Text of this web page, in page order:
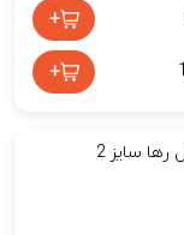
+
+
سایز 2